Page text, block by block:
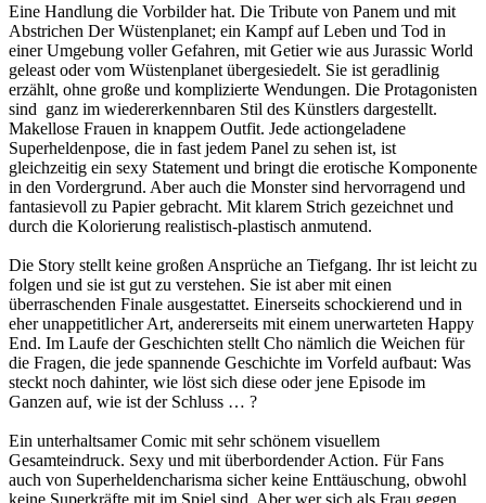
Eine Handlung die Vorbilder hat. Die Tribute von Panem und mit
Abstrichen Der Wüstenplanet; ein Kampf auf Leben und Tod in
einer Umgebung voller Gefahren, mit Getier wie aus Jurassic World
geleast oder vom Wüstenplanet übergesiedelt. Sie ist geradlinig
erzählt, ohne große und komplizierte Wendungen. Die Protagonisten
sind ganz im wiedererkennbaren Stil des Künstlers dargestellt.
Makellose Frauen in knappem Outfit. Jede actiongeladene
Superheldenpose, die in fast jedem Panel zu sehen ist, ist
gleichzeitig ein sexy Statement und bringt die erotische Komponente
in den Vordergrund. Aber auch die Monster sind hervorragend und
fantasievoll zu Papier gebracht. Mit klarem Strich gezeichnet und
durch die Kolorierung realistisch-plastisch anmutend.
Die Story stellt keine großen Ansprüche an Tiefgang. Ihr ist leicht zu
folgen und sie ist gut zu verstehen. Sie ist aber mit einen
überraschenden Finale ausgestattet. Einerseits schockierend und in
eher unappetitlicher Art, andererseits mit einem unerwarteten Happy
End. Im Laufe der Geschichten stellt Cho nämlich die Weichen für
die Fragen, die jede spannende Geschichte im Vorfeld aufbaut: Was
steckt noch dahinter, wie löst sich diese oder jene Episode im
Ganzen auf, wie ist der Schluss … ?
Ein unterhaltsamer Comic mit sehr schönem visuellem
Gesamteindruck. Sexy und mit überbordender Action. Für Fans
auch von Superheldencharisma sicher keine Enttäuschung, obwohl
keine Superkräfte mit im Spiel sind. Aber wer sich als Frau gegen